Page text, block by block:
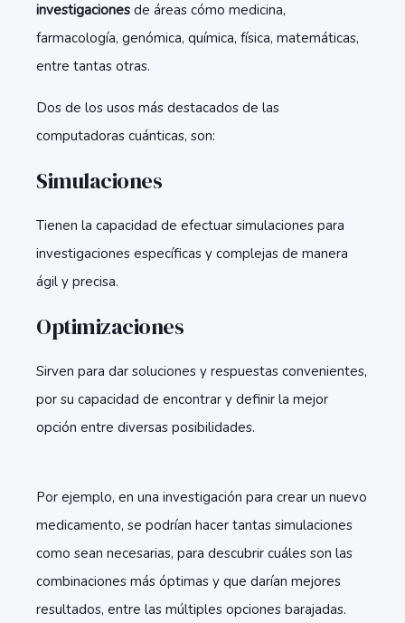
investigaciones de áreas cómo medicina,
farmacología, genómica, química, física, matemáticas,
entre tantas otras.
Dos de los usos más destacados de las
computadoras cuánticas, son:
Simulaciones
Tienen la capacidad de efectuar simulaciones para
investigaciones específicas y complejas de manera
ágil y precisa.
Optimizaciones
Sirven para dar soluciones y respuestas convenientes,
por su capacidad de encontrar y definir la mejor
opción entre diversas posibilidades.
Por ejemplo, en una investigación para crear un nuevo
medicamento, se podrían hacer tantas simulaciones
como sean necesarias, para descubrir cuáles son las
combinaciones más óptimas y que darían mejores
resultados, entre las múltiples opciones barajadas.